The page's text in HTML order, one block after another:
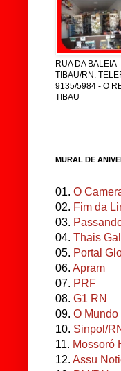
RUA DA BALEIA
TIBAU/RN.
9135/5984 - O
TIBAU
MURAL DE
01. O
02. Fim da
03.
04. Thais
05. Portal
06. Apram
07. PRF
08. G1 RN
09. O Mundo
10. Sinpol/
11. Mossoró
12. Assu